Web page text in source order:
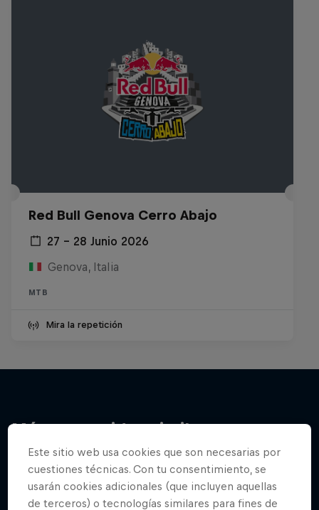
Red Bull Genova Cerro Abajo
27 – 28 Junio 2026
Genova, Italia
MTB
Mira la repetición
Más contenidos similares
Este sitio web usa cookies que son necesarias por
cuestiones técnicas. Con tu consentimiento, se
usarán cookies adicionales (que incluyen aquellas
de terceros) o tecnologías similares para fines de